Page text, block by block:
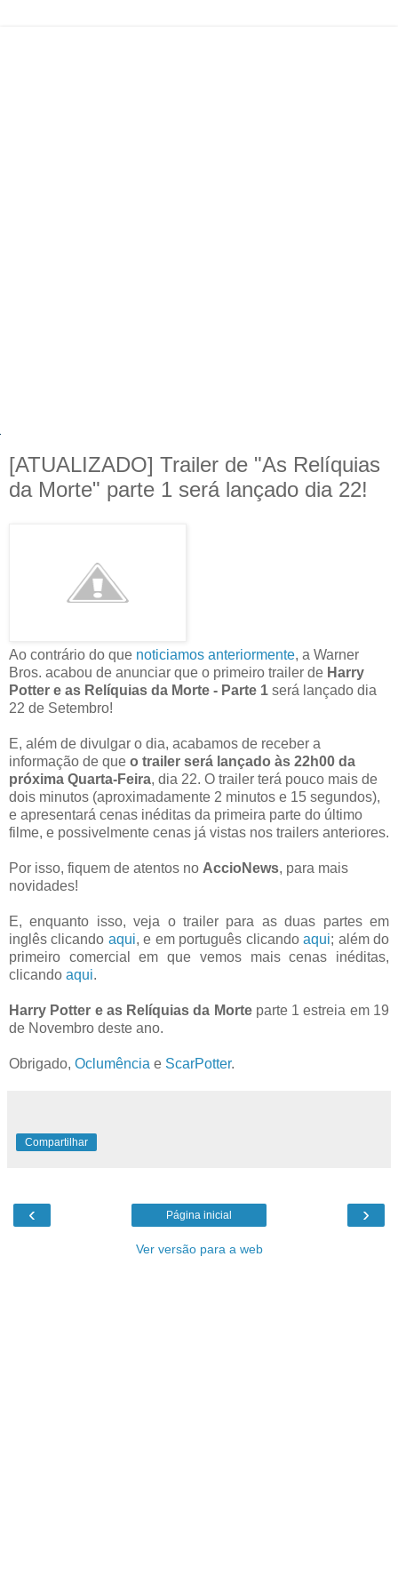
[ATUALIZADO] Trailer de "As Relíquias
da Morte" parte 1 será lançado dia 22!
Ao contrário do que noticiamos anteriormente, a Warner
Bros. acabou de anunciar que o primeiro trailer de Harry
Potter e as Relíquias da Morte - Parte 1 será lançado dia
22 de Setembro!
E, além de divulgar o dia, acabamos de receber a
informação de que o trailer será lançado às 22h00 da
próxima Quarta-Feira, dia 22. O trailer terá pouco mais de
dois minutos (aproximadamente 2 minutos e 15 segundos),
e apresentará cenas inéditas da primeira parte do último
filme, e possivelmente cenas já vistas nos trailers anteriores.
Por isso, fiquem de atentos no AccioNews, para mais
novidades!
E, enquanto isso, veja o trailer para as duas partes em
inglês clicando aqui, e em português clicandoaqui; além do
primeiro comercial em que vemos mais cenas inéditas,
clicando aqui.
Harry Potter e as Relíquias da Morteparte 1 estreia em 19
de Novembro deste ano.
Obrigado, Oclumência e ScarPotter.
Compartilhar
‹ ›
Página inicial
Ver versão para a web